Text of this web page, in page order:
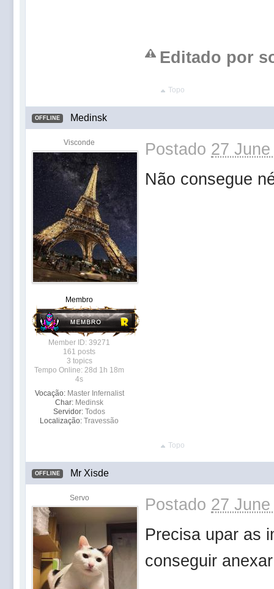
Editado por
Topo
OFFLINE Medinsk
Visconde
Membro
Member ID: 39271
161 posts
3 topics
Tempo Online: 28d 1h 18m
4s
Vocação: Master Infernalist
Char: Medinsk
Servidor: Todos
Localização: Travessão
Postado 27
Não consegue
Topo
OFFLINE Mr Xisde
Servo Postado 27
Precisa upar as
conseguir